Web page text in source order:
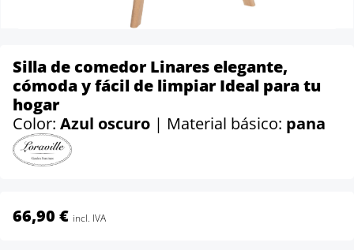
Silla de comedor Linares elegante,
cómoda y fácil de limpiar Ideal para tu
hogar
Color: Azul oscuro | Material básico: pana
66,90 € incl. IVA